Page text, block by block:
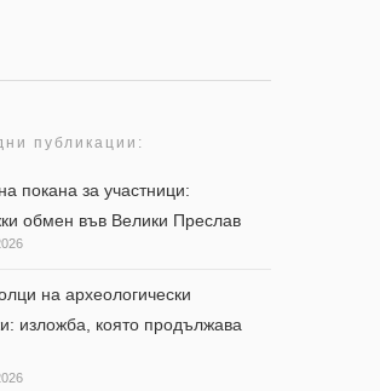
публикации:
покана за участници:
обмен във Велики Преслав
на археологически
изложба, която продължава